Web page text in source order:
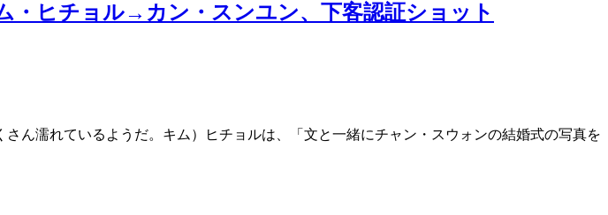
・ヒチョル→カン・スンユン、下客認証ショット
ん濡れているようだ。キム）ヒチョルは、「文と一緒にチャン・スウォンの結婚式の写真を